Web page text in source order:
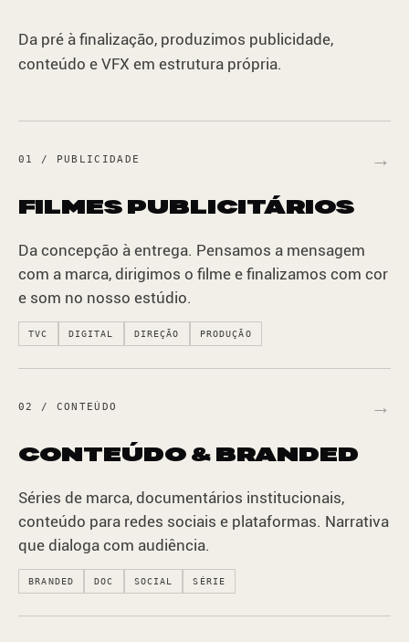
Da pré à finalização, produzimos publicidade,
conteúdo e VFX em estrutura própria.
01 / PUBLICIDADE
FILMES PUBLICITÁRIOS
Da concepção à entrega. Pensamos a mensagem
com a marca, dirigimos o filme e finalizamos com cor
e som no nosso estúdio.
TVC DIGITAL DIREÇÃO PRODUÇÃO
→
02 / CONTEÚDO
CONTEÚDO & BRANDED
Séries de marca, documentários institucionais,
conteúdo para redes sociais e plataformas. Narrativa
que dialoga com audiência.
BRANDED DOC SOCIAL SÉRIE
→